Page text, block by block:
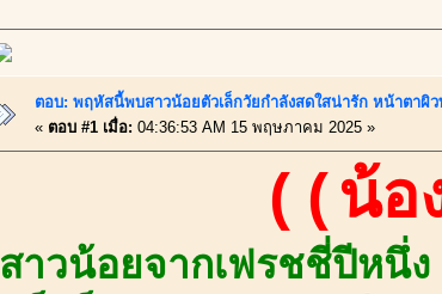
ตอบ: พฤหัสนี้พบสาวน้อยตัวเล็กวัยกำลังสดใสน่ารัก หน้าตาผิ
« ตอบ #1 เมื่อ: 04:36:53 AM 15 พฤษภาคม 2025 »
((น้อ
สาวน้อยจากเฟรชชี่ปีห